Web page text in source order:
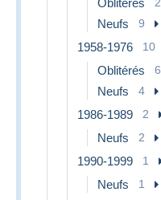
Neufs 9
1958-1976 10
Oblitérés 6
Neufs 4
1986-1989 2
Neufs 2
1990-1999 1
Neufs 1